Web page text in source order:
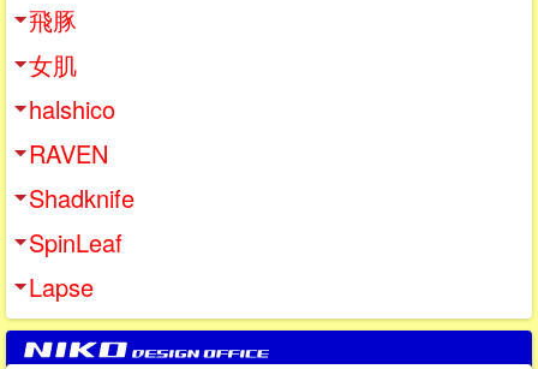
飛豚
女肌
halshico
RAVEN
Shadknife
SpinLeaf
Lapse